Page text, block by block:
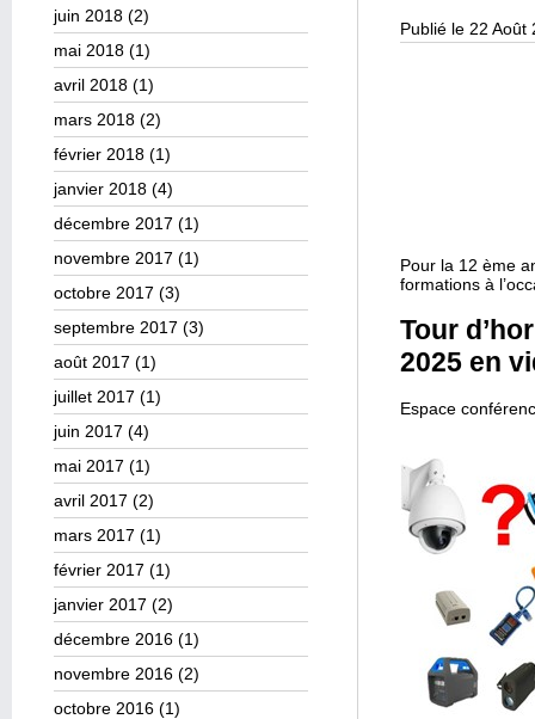
juin 2018 (2)
mai 2018 (1)
avril 2018 (1)
mars 2018 (2)
février 2018 (1)
janvier 2018 (4)
décembre 2017 (1)
novembre 2017 (1)
octobre 2017 (3)
septembre 2017 (3)
août 2017 (1)
juillet 2017 (1)
juin 2017 (4)
mai 2017 (1)
avril 2017 (2)
mars 2017 (1)
février 2017 (1)
janvier 2017 (2)
décembre 2016 (1)
novembre 2016 (2)
octobre 2016 (1)
Publié le 22 Août
Pour la 12 ème
formations à
Tour
2025 en
Espace